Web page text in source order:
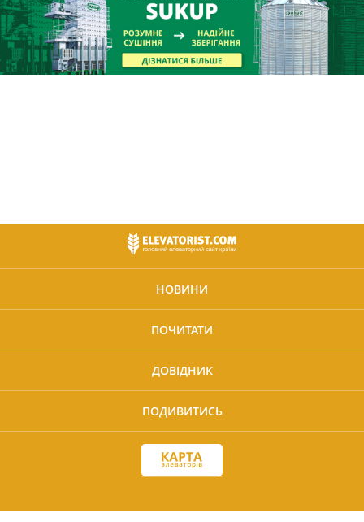
НОВИНИ
ПОЧИТАТИ
ДОВІДНИК
ПОДИВИТИСЬ